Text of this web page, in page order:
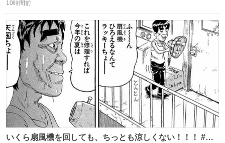
信
ポ
ト
数
数
10時間前
いくら扇風機を回しても、ちっとも涼しくない！！！ #浦